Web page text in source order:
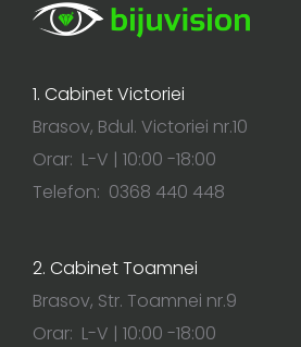
1. Cabinet Victoriei
Brasov, Bdul. Victoriei nr.10
Orar: L-V | 10:00 -18:00
Telefon: 0368 440 448
2. Cabinet Toamnei
Brasov, Str. Toamnei nr.9
Orar: L-V | 10:00 -18:00